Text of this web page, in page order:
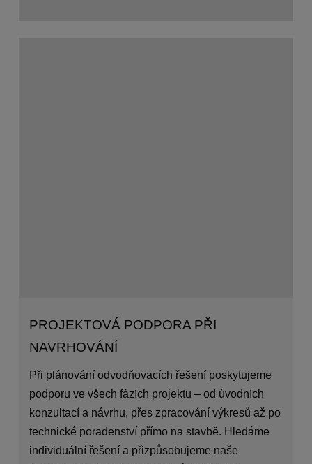
PROJEKTOVÁ PODPORA PŘI
NAVRHOVÁNÍ
Při plánování odvodňovacích řešení poskytujeme
podporu ve všech fázích projektu – od úvodních
konzultací a návrhu, přes zpracování výkresů až po
technické poradenství přímo na stavbě. Hledáme
individuální řešení a přizpůsobujeme naše